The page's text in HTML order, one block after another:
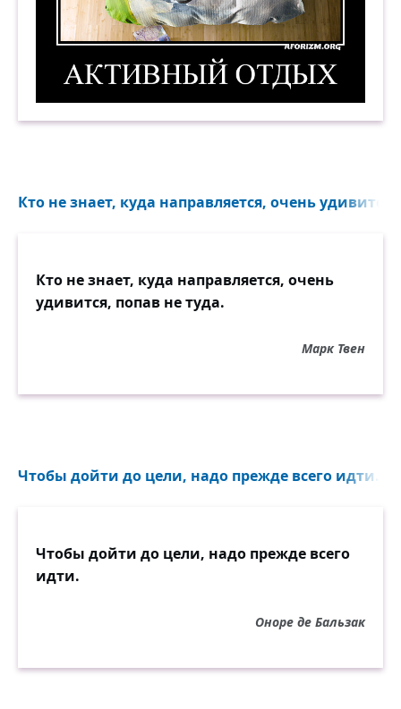
Активный отдых. Демотиватор
Кто не знает, куда направляется, очень
Кто не знает, куда направляется, очень
удивится, попав не туда.
Марк Твен
Чтобы дойти до цели, надо прежде всего идти...
Чтобы дойти до цели, надо прежде всего
идти.
Оноре де Бальзак